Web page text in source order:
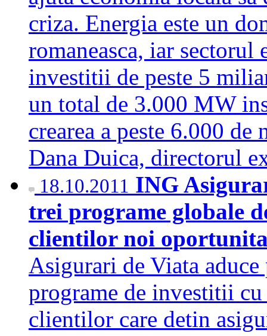
criza. Energia este un
romaneasca, iar sectorul
investitii de peste 5
un total de 3.000 MW
crearea a peste 6.000
Dana Duica, directorul
18.10.2011 ING
trei programe globale
clientilor noi
Asigurari de Viata
programe de investitii
clientilor care detin